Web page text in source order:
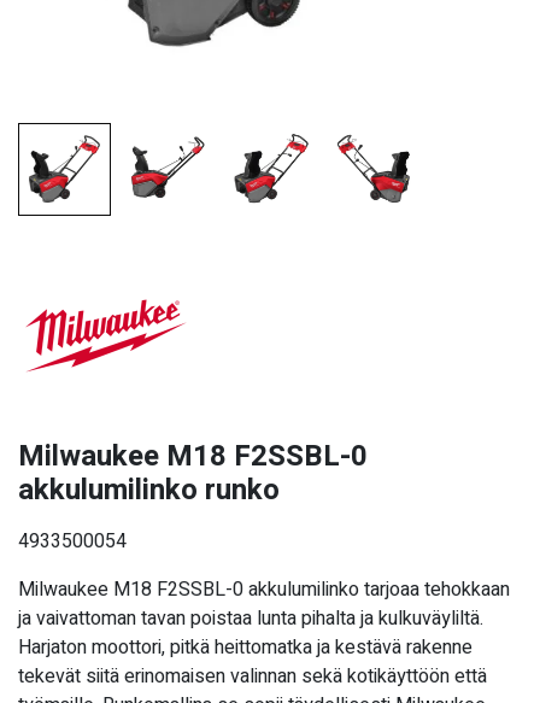
Milwaukee M18 F2SSBL-0
akkulumilinko runko
4933500054
Milwaukee M18 F2SSBL-0 akkulumilinko tarjoaa tehokkaan
ja vaivattoman tavan poistaa lunta pihalta ja kulkuväyliltä.
Harjaton moottori, pitkä heittomatka ja kestävä rakenne
tekevät siitä erinomaisen valinnan sekä kotikäyttöön että